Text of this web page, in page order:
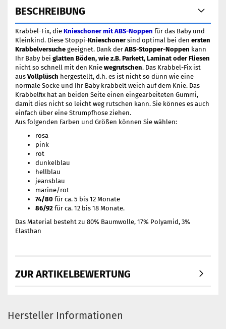
BESCHREIBUNG
Krabbel-Fix, die Knieschoner mit ABS-Noppen für das Baby und
Kleinkind. Diese Stoppi-Knieschonersind optimal bei den ersten
Krabbelversuche geeignet. Dank der ABS-Stopper-Noppen kann
Ihr Baby bei glatten Böden, wie z.B. Parkett, Laminat oder Fliesen
nicht so schnell mit den Knie wegrutschen. Das Krabbel-Fix ist
aus Vollplüsch hergestellt, d.h. es ist nicht so dünn wie eine
normale Socke und Ihr Baby krabbelt weich auf dem Knie. Das
Krabbelfix hat an beiden Seite einen eingearbeiteten Gummi,
damit dies nicht so leicht weg rutschen kann. Sie könnes es auch
einfach über eine Strumpfhose ziehen.
Aus folgenden Farben und Größen können Sie wählen:
rosa
pink
rot
dunkelblau
hellblau
jeansblau
marine/rot
74/80 für ca. 5 bis 12 Monate
86/92 für ca. 12 bis 18 Monate.
Das Material besteht zu 80% Baumwolle, 17% Polyamid, 3%
Elasthan
ZUR ARTIKELBEWERTUNG
Hersteller Informationen